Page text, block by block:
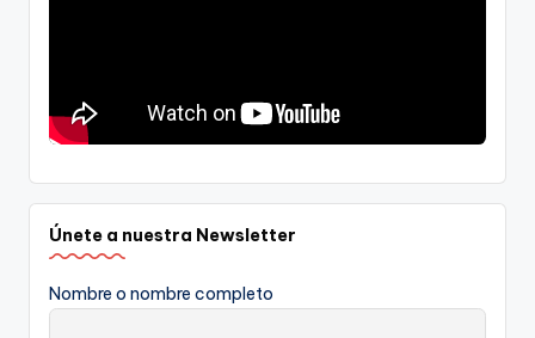
Únete a nuestra Newsletter
Nombre o nombre completo